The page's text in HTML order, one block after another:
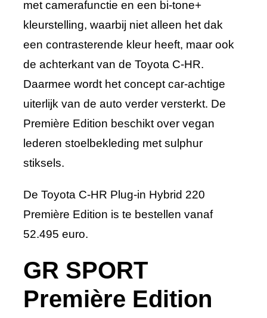
met camerafunctie en een bi-tone+
kleurstelling, waarbij niet alleen het dak
een contrasterende kleur heeft, maar ook
de achterkant van de Toyota C-HR.
Daarmee wordt het concept car-achtige
uiterlijk van de auto verder versterkt. De
Première Edition beschikt over vegan
lederen stoelbekleding met sulphur
stiksels.
De Toyota C-HR Plug-in Hybrid 220
Première Edition is te bestellen vanaf
52.495 euro.
GR SPORT
Première Edition